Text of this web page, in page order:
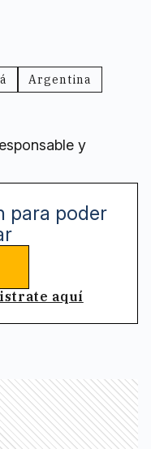
Argentina
y
para poder
aquí